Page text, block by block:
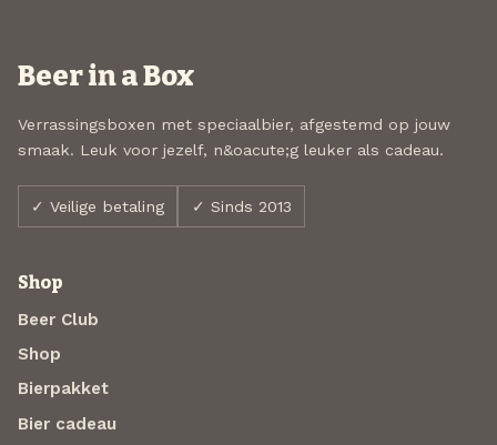
Beer in a Box
Verrassingsboxen met speciaalbier, afgestemd op jouw
smaak. Leuk voor jezelf, n&oacute;g leuker als cadeau.
✓ Veilige betaling ✓ Sinds 2013
Shop
Beer Club
Shop
Bierpakket
Bier cadeau